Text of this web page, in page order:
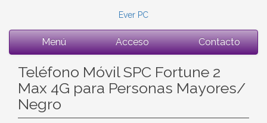
Ever PC
Menú Acceso Contacto
Teléfono Móvil SPC Fortune 2
Max 4G para Personas Mayores/
Negro